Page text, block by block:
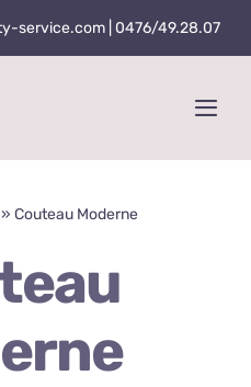
service.com | 0476/49.28.07
Couteau Moderne